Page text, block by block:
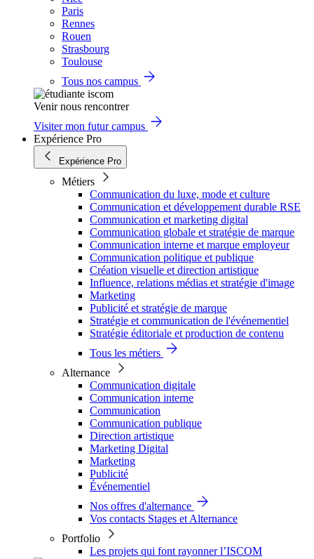
Paris
Rennes
Rouen
Strasbourg
Toulouse
Tous nos campus
Venir nous rencontrer
Visiter mon futur campus
Expérience Pro
Expérience Pro
Métiers
Communication du luxe, mode et culture
Communication et développement durable RSE
Communication et marketing digital
Communication globale et stratégie de marque
Communication interne et marque employeur
Communication politique et publique
Création visuelle et direction artistique
Influence, relations médias et stratégie d'image
Marketing
Publicité et stratégie de marque
Stratégie et communication de l'événementiel
Stratégie éditoriale et production de contenu
Tous les métiers
Alternance
Communication digitale
Communication interne
Communication
Communication publique
Direction artistique
Marketing Digital
Marketing
Publicité
Événementiel
Nos offres d'alternance
Vos contacts Stages et Alternance
Portfolio
Les projets qui font rayonner l’ISCOM